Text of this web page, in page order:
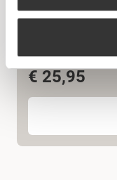
The Bastard –
€25,95